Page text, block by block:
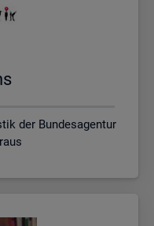
der Bundesagentur